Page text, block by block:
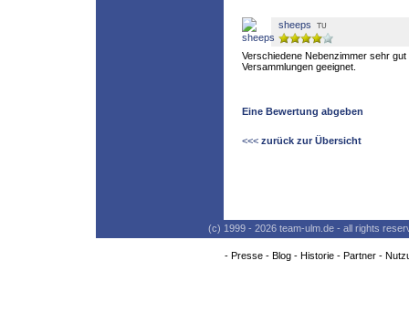
sheeps
Verschiedene Nebenzimmer sehr
Versammlungen geeignet.
Eine Bewertung abgeben
<<< zurück zur Übersicht
(c) 1999 - 2026 team-ulm.de - all rights
- Presse- Blog- Historie- Partner-